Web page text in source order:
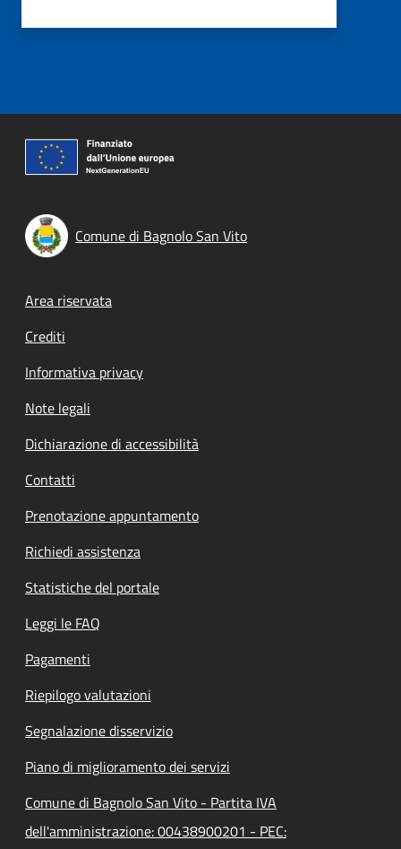
Comune di Bagnolo San Vito
Footer menu
Area riservata
Crediti
Informativa privacy
Note legali
Dichiarazione di accessibilità
Contatti
Prenotazione appuntamento
Richiedi assistenza
Statistiche del portale
Leggi le FAQ
Pagamenti
Riepilogo valutazioni
Segnalazione disservizio
Piano di miglioramento dei servizi
Comune di Bagnolo San Vito - Partita IVA
dell'amministrazione: 00438900201 - PEC: